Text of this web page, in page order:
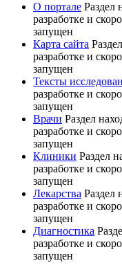
О портале Раздел
разработке и
запущен
Карта сайта
разработке и
запущен
Тексты
разработке и
запущен
Врачи Раздел
разработке и
запущен
Клиники Раздел
разработке и
запущен
Лекарства Раздел
разработке и
запущен
Диагностика
разработке и
запущен